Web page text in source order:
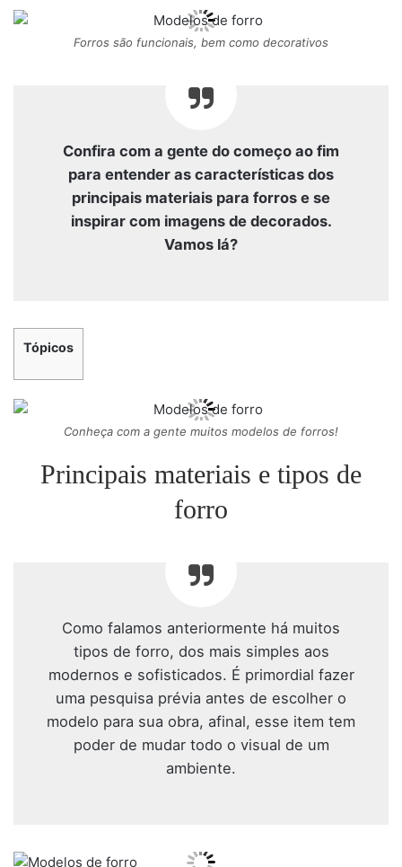
Forros são funcionais, bem como decorativos
Confira com a gente do começo ao fim
para entender as características dos
principais materiais para forros e se
inspirar com imagens de decorados.
Vamos lá?
Tópicos
Conheça com a gente muitos modelos de forros!
Principais materiais e tipos de
forro
Como falamos anteriormente há muitos
tipos de forro, dos mais simples aos
modernos e sofisticados. É primordial fazer
uma pesquisa prévia antes de escolher o
modelo para sua obra, afinal, esse item tem
poder de mudar todo o visual de um
ambiente.